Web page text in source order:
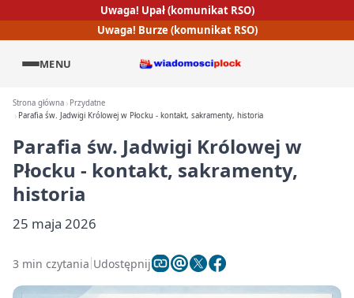
Uwaga! Upał (komunikat RSO)
Uwaga! Burze (komunikat RSO)
MENU
Strona główna
Przydatne
Parafia św. Jadwigi Królowej w Płocku - kontakt, sakramenty, historia
Parafia św. Jadwigi Królowej w
Płocku - kontakt, sakramenty,
historia
25 maja 2026
3 min czytania Udostępnij